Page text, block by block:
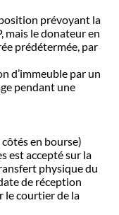
prévoyant la
mais le donateur en
prédétermée, par
d’immeuble par un
pendant une
en bourse)
est accepté sur la
physique du
de réception
le courtier de la